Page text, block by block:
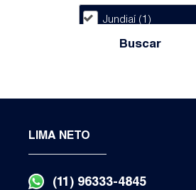
Jundiaí (1)
Vila Vianelo (1)
Distância do Mar
De
Buscar
LIMA NETO
(11) 96333-4845